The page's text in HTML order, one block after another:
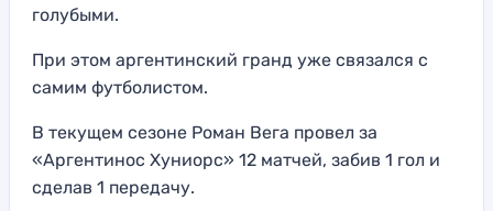
голубыми.
При этом аргентинский гранд уже связался с
самим футболистом.
В текущем сезоне Роман Вега провел за
«Аргентинос Хуниорс» 12 матчей, забив 1 гол и
сделав 1 передачу.